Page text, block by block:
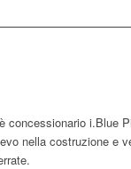
concessionario i.Blue
nella costruzione e